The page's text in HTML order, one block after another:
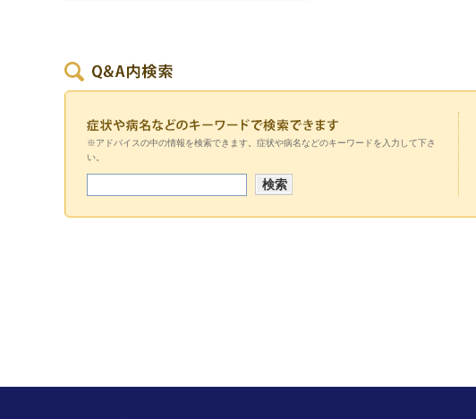
※アドバイスの中の情報を検索できます。症状や病名などのキーワードを入力して下さ
い。